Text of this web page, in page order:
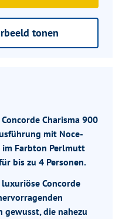
tonen
Charisma 900
mit Noce-
im Farbton Perlmutt
bis zu 4 Personen.
Concorde
gewusst, die nahezu